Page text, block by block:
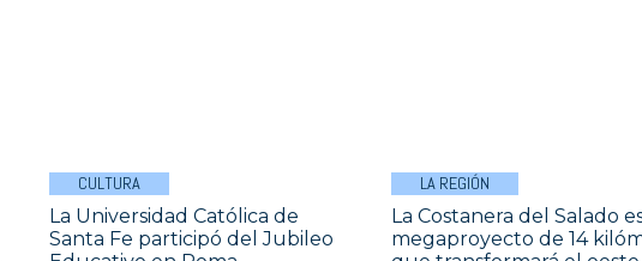
CULTURA
La Universidad Católica de
Santa Fe participó del Jubileo
LA REGIÓN
La Costanera del Salado
megaproyecto de 14